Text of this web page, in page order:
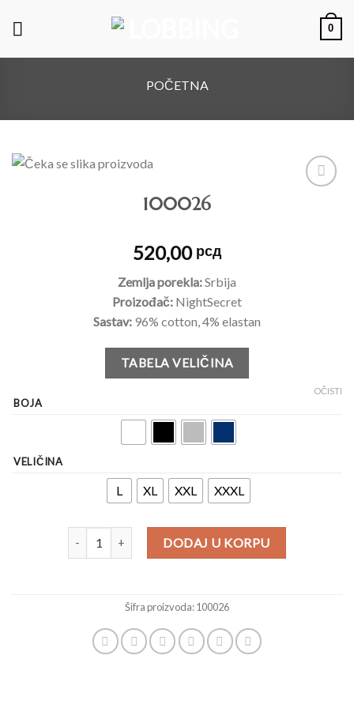
0
POČETNA
100026
520,00 рсд
Zemlja porekla:Srbija
Proizođač: NightSecret
Sastav: 96% cotton, 4% elastan
TABELA VELIČINA
BOJA
VELIČINA
L XL XXL XXXL
OČISTI
DODAJ U KORPU
Šifra proizvoda:100026